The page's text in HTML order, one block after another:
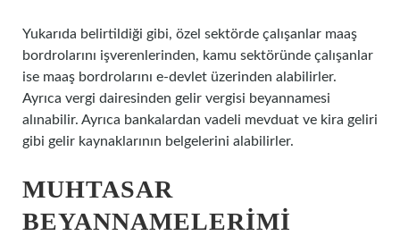
Yukarıda belirtildiği gibi, özel sektörde çalışanlar maaş
bordrolarını işverenlerinden, kamu sektöründe çalışanlar
ise maaş bordrolarını e-devlet üzerinden alabilirler.
Ayrıca vergi dairesinden gelir vergisi beyannamesi
alınabilir. Ayrıca bankalardan vadeli mevduat ve kira geliri
gibi gelir kaynaklarının belgelerini alabilirler.
MUHTASAR
BEYANNAMELERIMI